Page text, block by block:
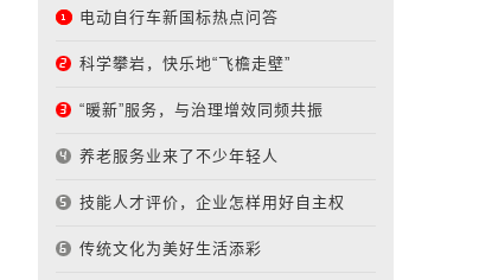
电动自行车新国标热点问答
科学攀岩，快乐地“飞檐走壁”
“暖新”服务，与治理增效同频共振
养老服务业来了不少年轻人
技能人才评价，企业怎样用好自主权
传统文化为美好生活添彩